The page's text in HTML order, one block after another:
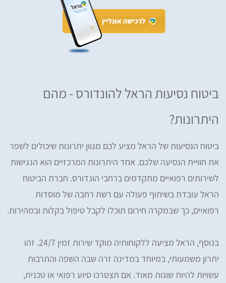
ביטוח נסיעות הראל להונדורס - מהם
היתרונות?
ביטוח הנסיעות של הראל מציע לכם מגוון יתרונות שיכולים לשפר
את חוויית הנסיעה שלכם. אחד היתרונות המרכזיים הוא הנגישות
לשירותים רפואיים מתקדמים ברחבי הונדורס. חברת הביטוח
הראל עובדת בשיתוף פעולה עם רשת רחבה של מוסדות
רפואיים, כך שבמקרה חירום תוכלו לקבל טיפול בקלות ובמהירות.
בנוסף, הראל מציעה ללקוחותיה מוקד שירות זמין 24/7. זהו
יתרון משמעותי, במיוחד במדינה זרה שבה השפה והתרבות
עשויות להיות שונות מאוד. אם תצטרכו סיוע רפואי או טכנית,